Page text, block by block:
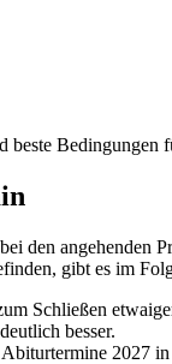
beste Bedingungen
den angehenden
gibt es im
Schließen
besser.
2027